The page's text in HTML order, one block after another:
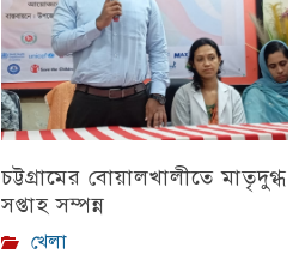
চট্টগ্রামের বোয়ালখালীতে মাতৃদুগ্ধ
সপ্তাহ সম্পন্ন
খেলা